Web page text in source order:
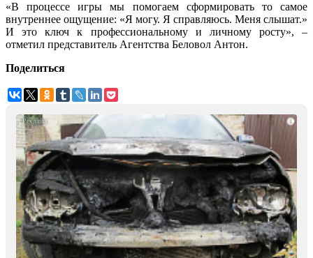
«В процессе игры мы помогаем сформировать то самое
внутреннее ощущение: «Я могу. Я справляюсь. Меня слышат.»
И это ключ к профессиональному и личному росту», –
отметил представитель Агентства Беловол Антон.
Поделиться
i